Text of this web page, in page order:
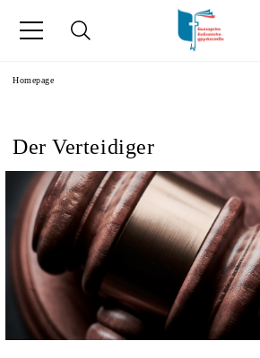
Homepage
Der Verteidiger